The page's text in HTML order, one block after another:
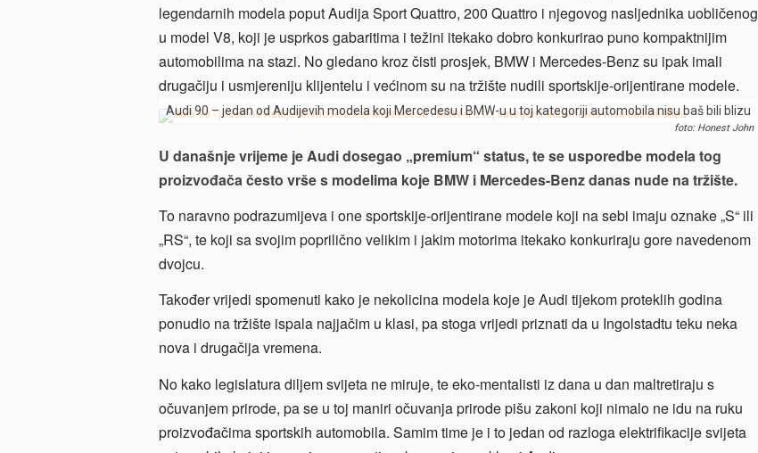
legendarnih modela poput Audija Sport Quattro, 200 Quattro i njegovog nasljednika uobličenog
u model V8, koji je usprkos gabaritima i težini itekako dobro konkurirao puno kompaktnijim
automobilima na stazi. No gledano kroz čisti prosjek, BMW i Mercedes-Benz su ipak imali
drugačiju i usmjereniju klijentelu i većinom su na tržište nudili sportskije-orijentirane modele.
Audi 90 – jedan od Audijevih modela koji Mercedesu i BMW-u u toj kategoriji automobila nisu baš bili blizu
foto: Honest John
U današnje vrijeme je Audi dosegao „premium“ status, te se usporedbe modela tog
proizvođača često vrše s modelima koje BMW i Mercedes-Benz danas nude na tržište.
To naravno podrazumijeva i one sportskije-orijentirane modele koji na sebi imaju oznake „S“ ili
„RS“, te koji sa svojim poprilično velikim i jakim motorima itekako konkuriraju gore navedenom
dvojcu.
Također vrijedi spomenuti kako je nekolicina modela koje je Audi tijekom proteklih godina
ponudio na tržište ispala najjačim u klasi, pa stoga vrijedi priznati da u Ingolstadtu teku neka
nova i drugačija vremena.
No kako legislatura diljem svijeta ne miruje, te eko-mentalisti iz dana u dan maltretiraju s
očuvanjem prirode, pa se u toj maniri očuvanja prirode pišu zakoni koji nimalo ne idu na ruku
proizvođačima sportskih automobila. Samim time je i to jedan od razloga elektrifikacije svijeta